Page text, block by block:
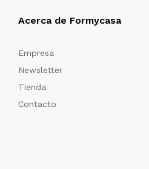
Acerca de Formycasa
Empresa
Newsletter
Tienda
Contacto